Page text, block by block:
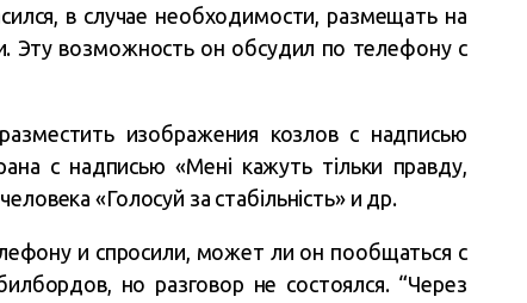
в случае необходимости, размещать на
Эту возможность он обсудил по телефону с
изображения козлов с надписью
с надписью «Мені кажуть тільки правду,
«Голосуй за стабільність» и др.
и спросили, может ли он пообщаться с
но разговор не состоялся. “Через